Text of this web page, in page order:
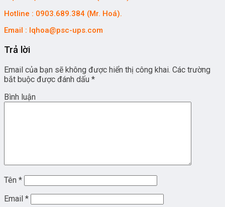
Hotline : 0903.689.384 (Mr. Hoá).
Email : lqhoa@psc-ups.com
Trả lời
Email của bạn sẽ không được hiển thị công khai. Các trường
bắt buộc được đánh dấu *
Bình luận
Tên *
Email *